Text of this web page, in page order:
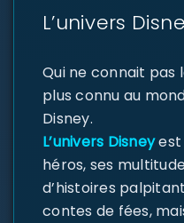
L’univers
Qui ne connait
plus connu au
Disney.
L’univers Disneyest
héros, ses
d’histoires
contes de fées,